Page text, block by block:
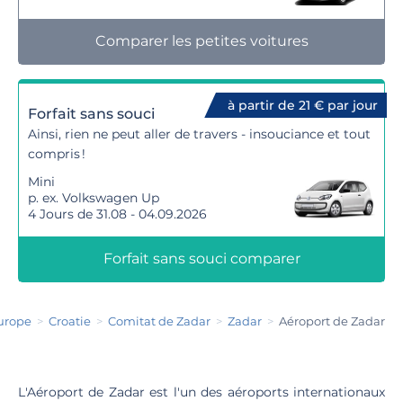
Comparer les petites voitures
à partir de 21 € par jour
Forfait sans souci
Ainsi, rien ne peut aller de travers - insouciance et tout
compris !
Mini
p. ex. Volkswagen Up
4 Jours de 31.08 - 04.09.2026
Forfait sans souci comparer
Croatie Comitat de Zadar Zadar Aéroport de Zadar
L'Aéroport de Zadar est l'un des aéroports internationaux